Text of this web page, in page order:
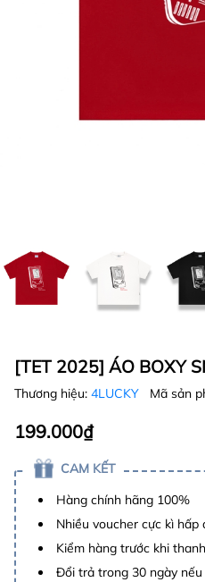
[TET 2025] ÁO BOXY
Thương hiệu: 4LUCKY Mã sản
199.000₫
CAM KẾT
Hàng chính hãng 100%
Nhiều voucher cực kì hấp
Kiểm hàng trước khi
Đổi trả trong 30 ngày